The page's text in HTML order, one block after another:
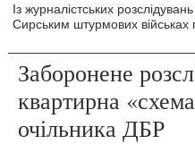
Із журналістських
Сирським штурмових військах
Заборонене
квартирна
очільника ДБР